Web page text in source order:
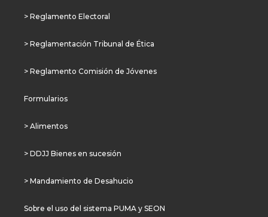
> Reglamento Electoral
> Reglamentación Tribunal de Ética
> Reglamento Comisión de Jóvenes
Formularios
> Alimentos
> DDJJ Bienes en sucesión
> Mandamiento de Desahucio
Sobre el uso del sistema PUMA y SEON